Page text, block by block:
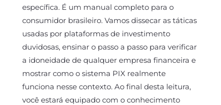
específica. É um manual completo para o
consumidor brasileiro. Vamos dissecar as táticas
usadas por plataformas de investimento
duvidosas, ensinar o passo a passo para verificar
a idoneidade de qualquer empresa financeira e
mostrar como o sistema PIX realmente
funciona nesse contexto. Ao final desta leitura,
você estará equipado com o conhecimento